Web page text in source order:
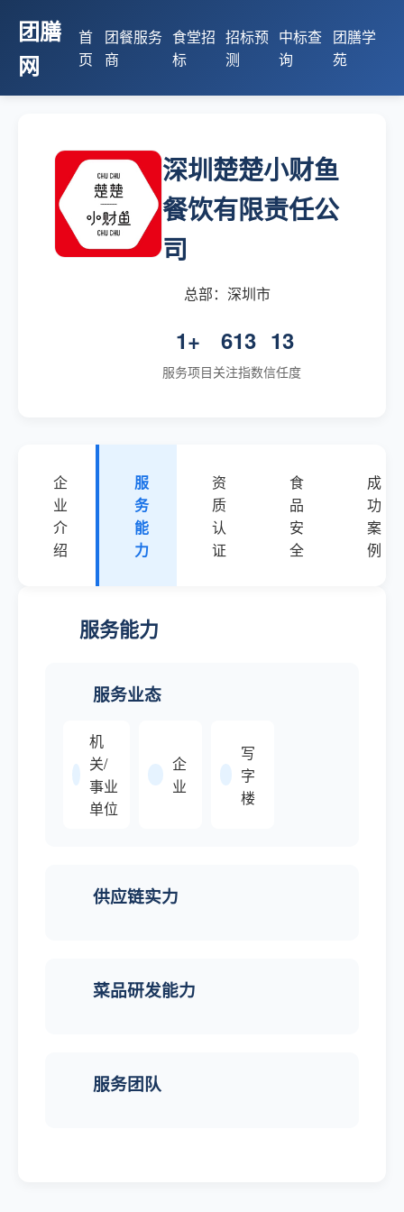
团膳
网
首
页
团餐服务
商
食堂招
标
招标预
测
中标查
询
团膳学
苑
深圳楚楚小财鱼
餐饮有限责任公
司
总部：深圳市
1+
服务项目
613
关注指数
13
信任度
企
业
介
绍
服
务
能
力
资
质
认
证
食
品
安
全
成
功
案
例
服务能力
服务业态
机
关/
事业
单位
企
业
写
字
楼
供应链实力
菜品研发能力
服务团队